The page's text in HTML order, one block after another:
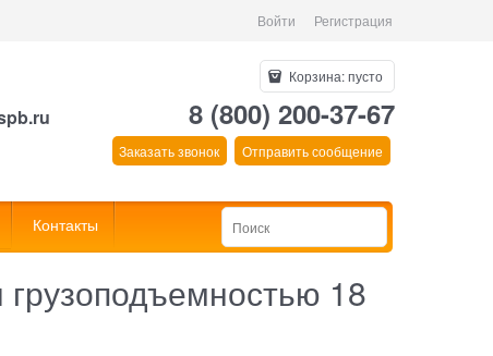
Войти Регистрация
Корзина:пусто
8 (800) 200-37-67
Заказать звонок Отправить сообщение
Контакты
18